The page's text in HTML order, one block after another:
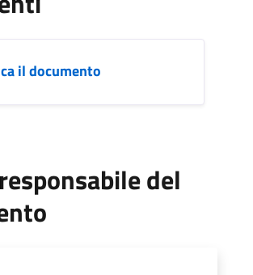
il documento
del